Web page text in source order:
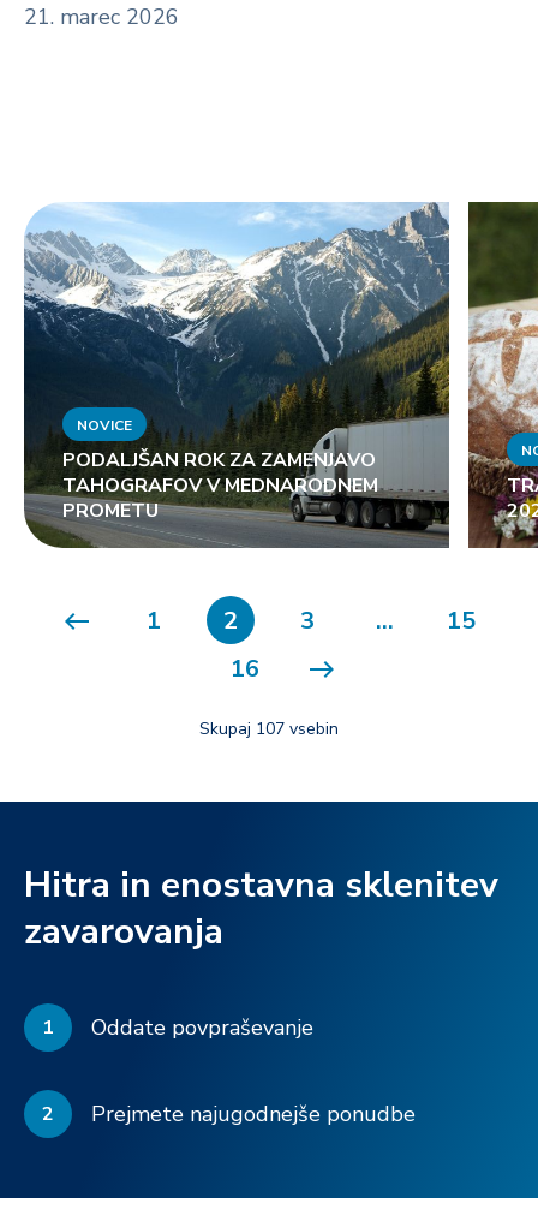
21. marec 2026
NOVICE
PODALJŠAN ROK ZA ZAMENJAVO
TAHOGRAFOV V MEDNARODNEM
PROMETU
Skupaj 107 vsebin
1 2 3 …
15
16
Hitra in enostavna sklenitev
zavarovanja
1 Oddate povpraševanje
2 Prejmete najugodnejše ponudbe